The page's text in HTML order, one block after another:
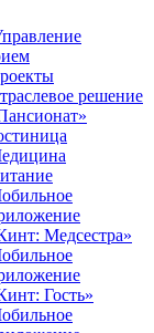
решение
Медсестра»
Гость»